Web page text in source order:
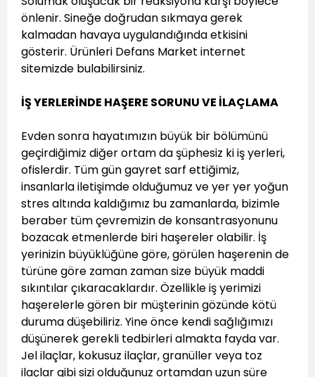
önlenir. Sineğe doğrudan sıkmaya gerek
kalmadan havaya uygulandığında etkisini
gösterir. Ürünleri Defans Market internet
sitemizde bulabilirsiniz.
İŞ YERLERİNDE HAŞERE SORUNU VE İLAÇLAMA
Evden sonra hayatımızın büyük bir bölümünü
geçirdiğimiz diğer ortam da şüphesiz ki iş yerleri,
ofislerdir. Tüm gün gayret sarf ettiğimiz,
insanlarla iletişimde olduğumuz ve yer yer yoğun
stres altında kaldığımız bu zamanlarda, bizimle
beraber tüm çevremizin de konsantrasyonunu
bozacak etmenlerde biri haşereler olabilir. İş
yerinizin büyüklüğüne göre, görülen haşerenin de
türüne göre zaman zaman size büyük maddi
sıkıntılar çıkaracaklardır. Özellikle iş yerimizi
haşerelerle gören bir müşterinin gözünde kötü
duruma düşebiliriz. Yine önce kendi sağlığımızı
düşünerek gerekli tedbirleri almakta fayda var.
Jel ilaçlar, kokusuz ilaçlar, granüller veya toz
ilaçlar gibi sizi olduğunuz ortamdan uzun süre